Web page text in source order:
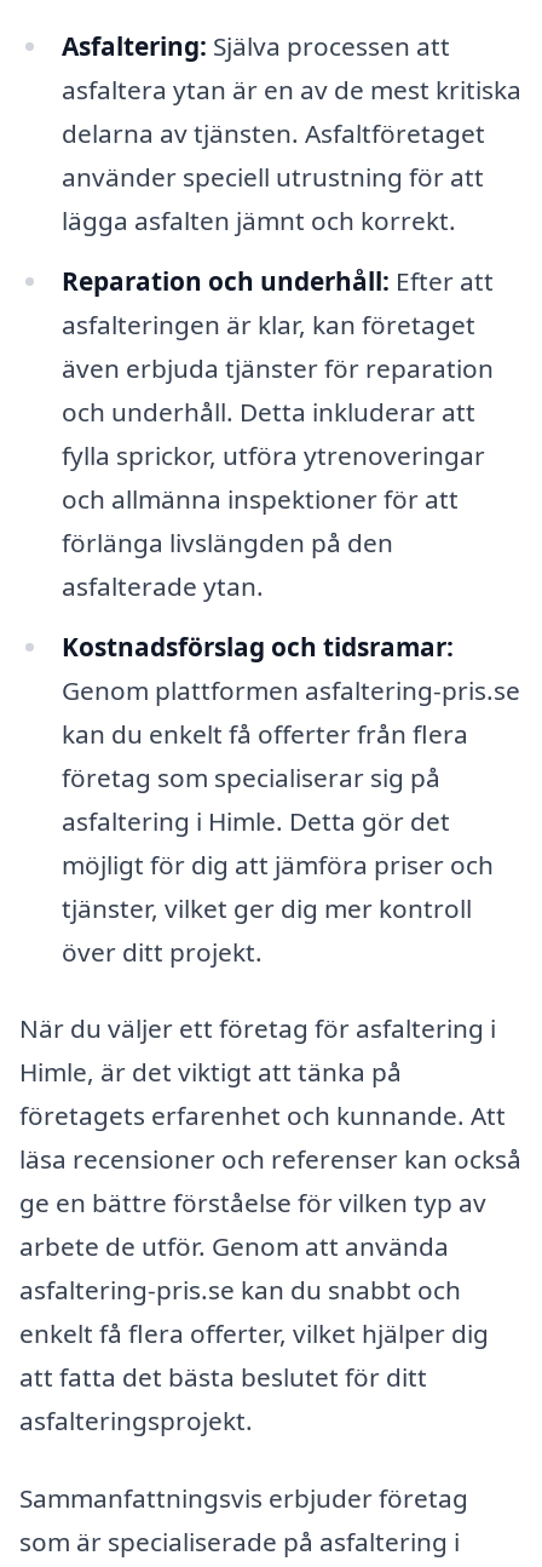
Asfaltering: Själva processen att
asfaltera ytan är en av de mest kritiska
delarna av tjänsten. Asfaltföretaget
använder speciell utrustning för att
lägga asfalten jämnt och korrekt.
Reparation och underhåll: Efter att
asfalteringen är klar, kan företaget
även erbjuda tjänster för reparation
och underhåll. Detta inkluderar att
fylla sprickor, utföra ytrenoveringar
och allmänna inspektioner för att
förlänga livslängden på den
asfalterade ytan.
Kostnadsförslag och tidsramar:
Genom plattformen asfaltering-pris.se
kan du enkelt få offerter från flera
företag som specialiserar sig på
asfaltering i Himle. Detta gör det
möjligt för dig att jämföra priser och
tjänster, vilket ger dig mer kontroll
över ditt projekt.
När du väljer ett företag för asfaltering i
Himle, är det viktigt att tänka på
företagets erfarenhet och kunnande. Att
läsa recensioner och referenser kan också
ge en bättre förståelse för vilken typ av
arbete de utför. Genom att använda
asfaltering-pris.se kan du snabbt och
enkelt få flera offerter, vilket hjälper dig
att fatta det bästa beslutet för ditt
asfalteringsprojekt.
Sammanfattningsvis erbjuder företag
som är specialiserade på asfaltering i